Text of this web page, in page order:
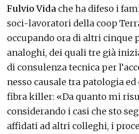
Fulvio Vida che ha difeso i
soci-lavoratori della coop
occupando ora di altri cinque
analoghi, dei quali tre già
di consulenza tecnica per
nesso causale tra patologia
fibra killer: «Da quanto mi
considerando i casi che sto
affidati ad altri colleghi, i